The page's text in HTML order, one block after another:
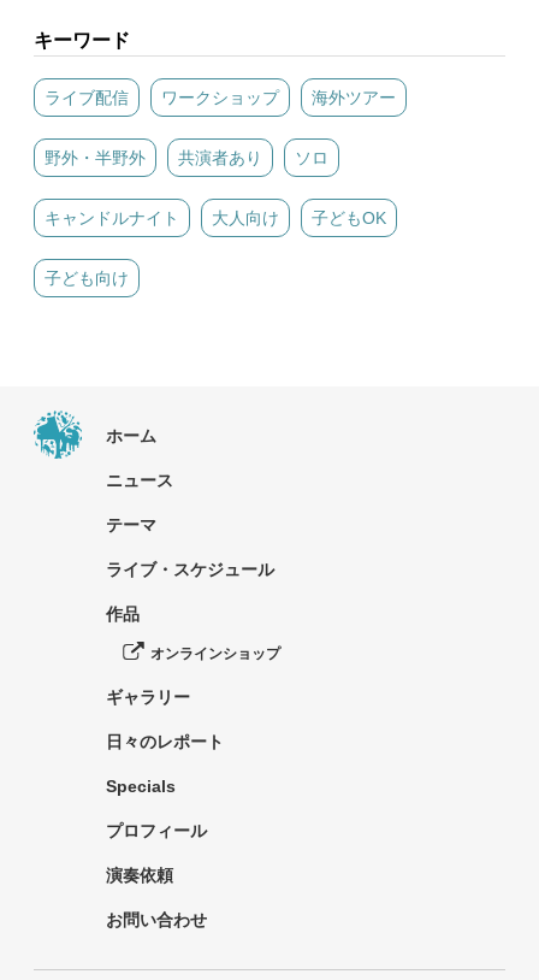
キーワード
ライブ配信 ワークショップ 海外ツアー
野外・半野外 共演者あり ソロ
キャンドルナイト 大人向け 子どもOK
子ども向け
ホーム
ニュース
テーマ
ライブ・スケジュール
作品
オンラインショップ
ギャラリー
日々のレポート
Specials
プロフィール
演奏依頼
お問い合わせ